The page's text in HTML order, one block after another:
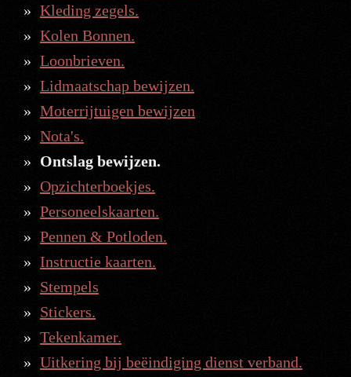
Kleding zegels.
Kolen Bonnen.
Loonbrieven.
Lidmaatschap bewijzen.
Moterrijtuigen bewijzen
Nota's.
Ontslag bewijzen.
Opzichterboekjes.
Personeelskaarten.
Pennen & Potloden.
Instructie kaarten.
Stempels
Stickers.
Tekenkamer.
Uitkering bij beëindiging dienst verband.